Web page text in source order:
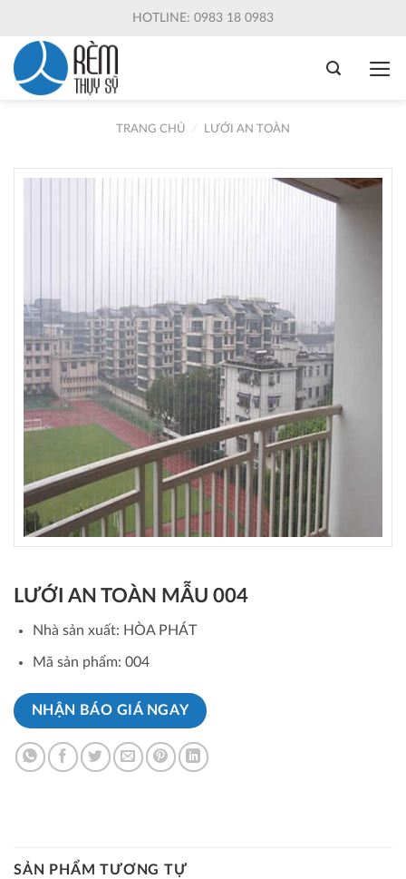
content
HOTLINE: 0983 18 0983
TRANG CHỦ LƯỚI AN TOÀN
LƯỚI AN TOÀN MẪU 004
Nhà sản xuất: HÒA PHÁT
Mã sản phẩm: 004
NHẬN BÁO GIÁ NGAY
SẢN PHẨM TƯƠNG TỰ